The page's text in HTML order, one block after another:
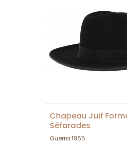
Chapeau Juif
Séfarades
Guerra 1855